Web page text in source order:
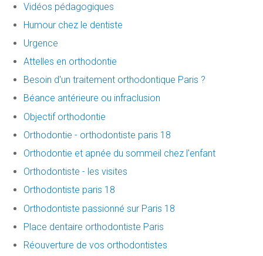
Vidéos pédagogiques
Humour chez le dentiste
Urgence
Attelles en orthodontie
Besoin d'un traitement orthodontique Paris ?
Béance antérieure ou infraclusion
Objectif orthodontie
Orthodontie - orthodontiste paris 18
Orthodontie et apnée du sommeil chez l'enfant
Orthodontiste - les visites
Orthodontiste paris 18
Orthodontiste passionné sur Paris 18
Place dentaire orthodontiste Paris
Réouverture de vos orthodontistes